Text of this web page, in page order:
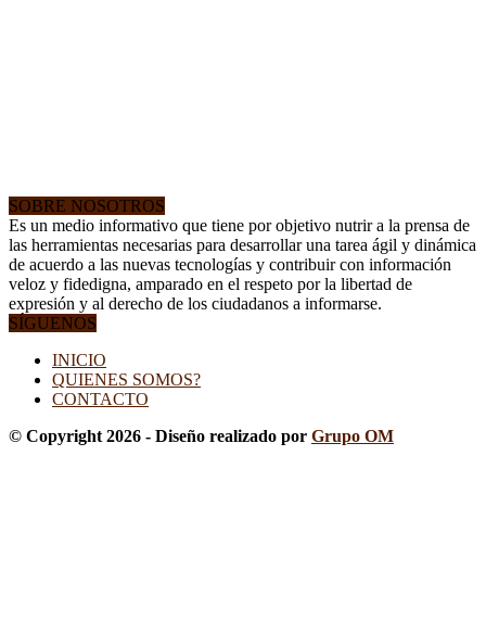
SOBRE NOSOTROS
Es un medio informativo que tiene por objetivo nutrir a la prensa de
las herramientas necesarias para desarrollar una tarea ágil y dinámica
de acuerdo a las nuevas tecnologías y contribuir con información
veloz y fidedigna, amparado en el respeto por la libertad de
expresión y al derecho de los ciudadanos a informarse.
SÍGUENOS
INICIO
QUIENES SOMOS?
CONTACTO
© Copyright 2026 - Diseño realizado por Grupo OM